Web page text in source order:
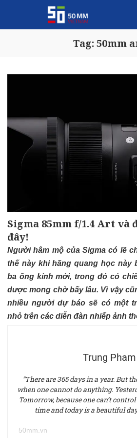
Tag: 50mm
Sigma 85mm f/1.4 Art và
đây!
Người hâm mộ của Sigma có lẽ
thế này khi hãng quang học này
ba ống kính mới, trong đó có
dược mong chờ bấy lâu. Vì vậy
nhiều người dự báo sẽ có một
nhỏ trên các diễn đàn nhiếp ảnh
Trung Pham
“There are 365 days in a year. But
when one cannot do anything.
Tomorrow, because one can’t
time and today is a beautiful
50mm.vn